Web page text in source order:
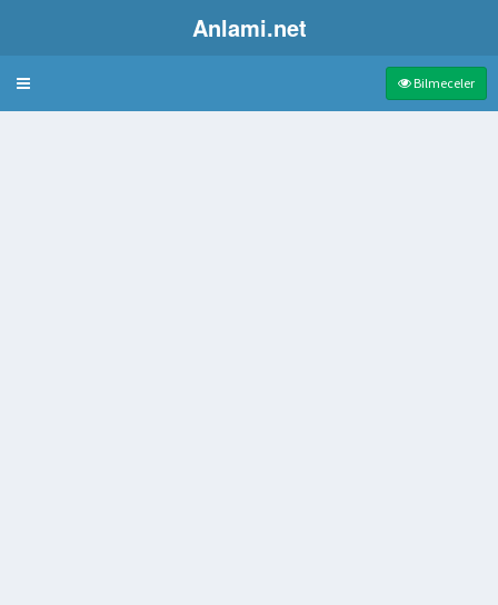
Anlami.net
Bulmaca Bilmeceler